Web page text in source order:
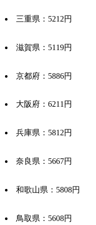
三重県：5212円
滋賀県：5119円
京都府：5886円
大阪府：6211円
兵庫県：5812円
奈良県：5667円
和歌山県：5808円
鳥取県：5608円